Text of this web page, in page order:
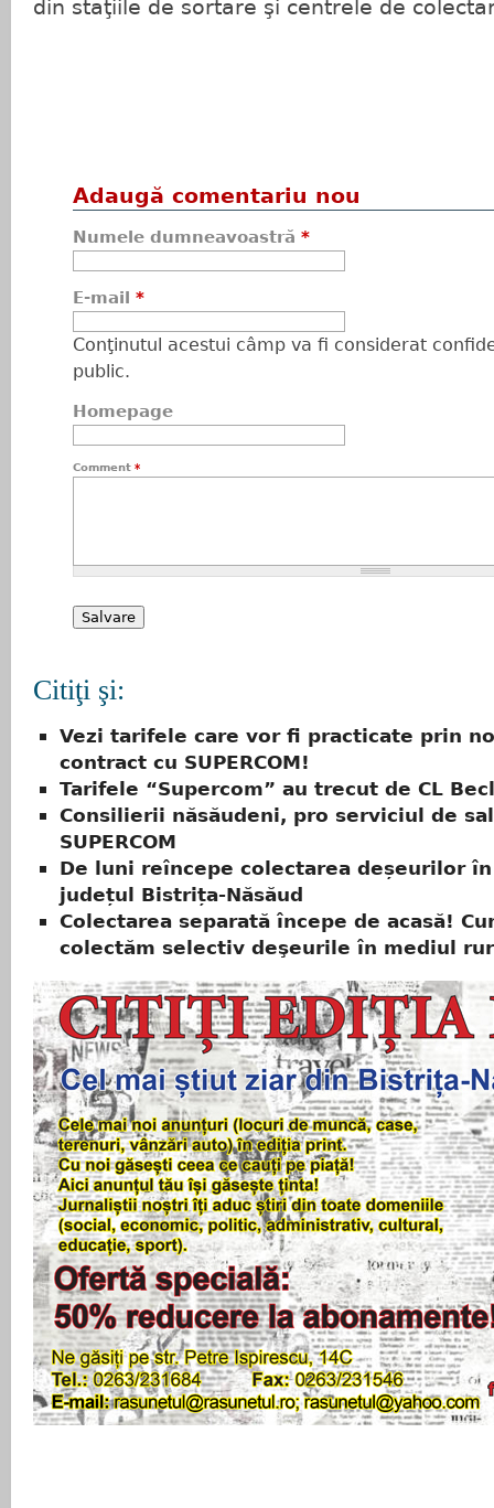
din staţiile de sortare şi centrele de
Adaugă comentariu nou
Numele dumneavoastră *
E-mail *
Conţinutul acestui câmp va fi considerat
public.
Homepage
Comment *
Citiţi şi:
Vezi tarifele care vor fi practicate prin
contract cu SUPERCOM!
Tarifele “Supercom” au trecut de CL
Consilierii năsăudeni, pro serviciul de
SUPERCOM
De luni reîncepe colectarea deșeurilor
județul Bistrița-Năsăud
Colectarea separată începe de acasă!
colectăm selectiv deşeurile în mediul